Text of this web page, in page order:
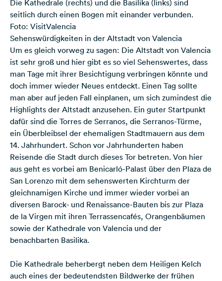
Die Kathedrale (rechts) und die Basilika (links) sind
seitlich durch einen Bogen mit einander verbunden.
Foto: VisitValencia
Sehenswürdigkeiten in der Altstadt von Valencia
Um es gleich vorweg zu sagen: Die Altstadt von Valencia
ist sehr groß und hier gibt es so viel Sehenswertes, dass
man Tage mit ihrer Besichtigung verbringen könnte und
doch immer wieder Neues entdeckt. Einen Tag sollte
man aber auf jeden Fall einplanen, um sich zumindest die
Highlights der Altstadt anzusehen. Ein guter Startpunkt
dafür sind die Torres de Serranos, die Serranos-Türme,
ein Überbleibsel der ehemaligen Stadtmauern aus dem
14. Jahrhundert. Schon vor Jahrhunderten haben
Reisende die Stadt durch dieses Tor betreten. Von hier
aus geht es vorbei am Benicarló-Palast über den Plaza de
San Lorenzo mit dem sehenswerten Kirchturm der
gleichnamigen Kirche und immer wieder vorbei an
diversen Barock- und Renaissance-Bauten bis zur Plaza
de la Virgen mit ihren Terrassencafés, Orangenbäumen
sowie der Kathedrale von Valencia und der
benachbarten Basilika.
Die Kathedrale beherbergt neben dem Heiligen Kelch
auch eines der bedeutendsten Bildwerke der frühen